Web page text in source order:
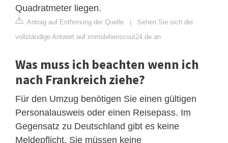
Quadratmeter liegen.
Antrag auf Entfernung der Quelle | Sehen Sie sich die
vollständige Antwort auf immobilienscout24.de an
Was muss ich beachten wenn ich
nach Frankreich ziehe?
Für den Umzug benötigen Sie einen gültigen
Personalausweis oder einen Reisepass. Im
Gegensatz zu Deutschland gibt es keine
Meldepflicht. Sie müssen keine